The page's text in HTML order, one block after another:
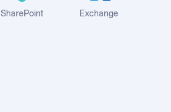
SharePoint Exchange